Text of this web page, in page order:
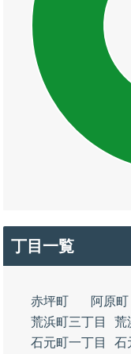
丁目一覧
赤坪町 阿原町
荒浜町三丁目
荒
石元町一丁目
石